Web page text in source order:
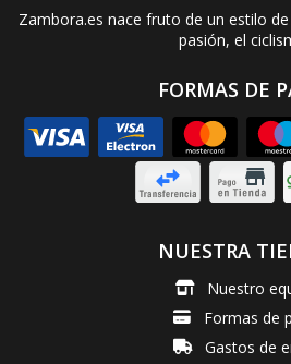
Zambora.es nace fruto de un estilo
pasión, el
FORMAS DE
NUESTRA
Nuestro
Formas de
Gastos de